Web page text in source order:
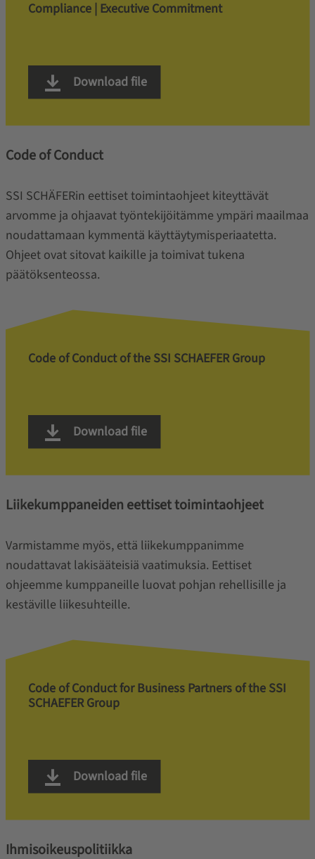
Compliance | Executive Commitment
Download file
Code of Conduct
SSI SCHÄFERin eettiset toimintaohjeet kiteyttävät
arvomme ja ohjaavat työntekijöitämme ympäri maailmaa
noudattamaan kymmentä käyttäytymisperiaatetta.
Ohjeet ovat sitovat kaikille ja toimivat tukena
päätöksenteossa.
Code of Conduct of the SSI SCHAEFER Group
Download file
Liikekumppaneiden eettiset toimintaohjeet
Varmistamme myös, että liikekumppanimme
noudattavat lakisääteisiä vaatimuksia. Eettiset
ohjeemme kumppaneille luovat pohjan rehellisille ja
kestäville liikesuhteille.
Code of Conduct for Business Partners of the SSI
SCHAEFER Group
Download file
Ihmisoikeuspolitiikka